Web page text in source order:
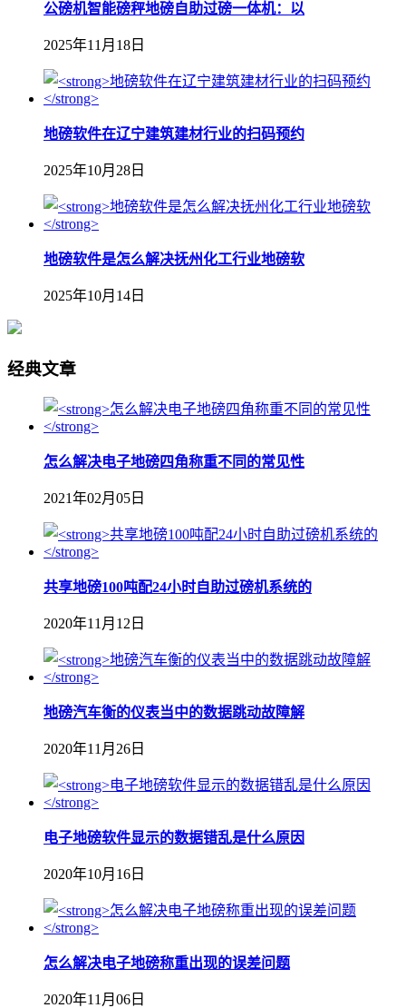
公磅机智能磅秤地磅自助过磅一体机：以
2025年11月18日
地磅软件在辽宁建筑建材行业的扫码预约
2025年10月28日
地磅软件是怎么解决抚州化工行业地磅软
2025年10月14日
经典文章
怎么解决电子地磅四角称重不同的常见性
2021年02月05日
共享地磅100吨配24小时自助过磅机系统的
2020年11月12日
地磅汽车衡的仪表当中的数据跳动故障解
2020年11月26日
电子地磅软件显示的数据错乱是什么原因
2020年10月16日
怎么解决电子地磅称重出现的误差问题
2020年11月06日